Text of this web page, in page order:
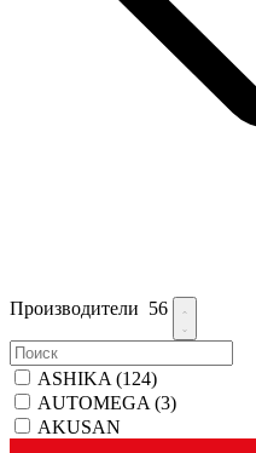
Производители 56
ASHIKA (124)
AUTOMEGA (3)
AKUSAN